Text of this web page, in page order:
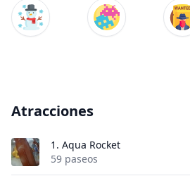
Atracciones
1. Aqua Rocket
59 paseos